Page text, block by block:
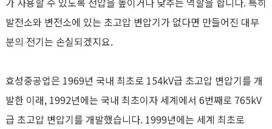
발전소와 변전소에 있는 초고압 변압기가 없다면 만들어진 대부
분의 전기는 손실되겠지요.
효성중공업은 1969년 국내 최초로 154kV급 초고압 변압기를 개
발한 이래, 1992년에는 국내 최초이자 세계에서 6번째로 765kV
급 초고압 변압기를 개발했습니다. 1999년에는 세계 최초로